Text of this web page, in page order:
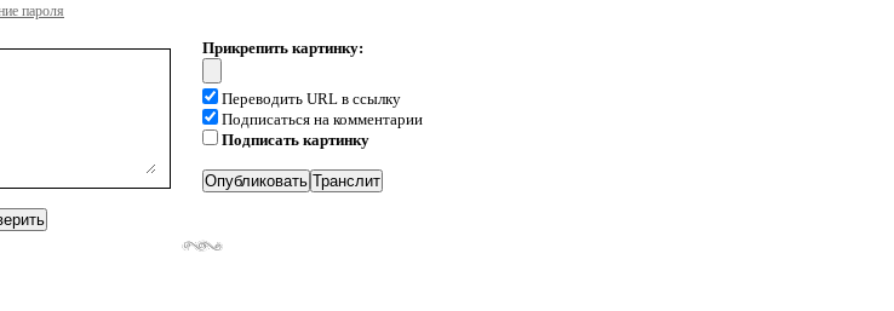
пароля
Прикрепить картинку:
Переводить URL в ссылку
Подписаться на комментарии
Подписать картинку